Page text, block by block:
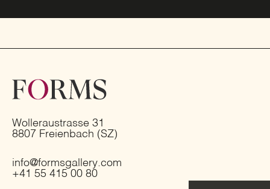
Wolleraustrasse 31
8807 Freienbach (SZ)
info@formsgallery.com
+41 55 415 00 80